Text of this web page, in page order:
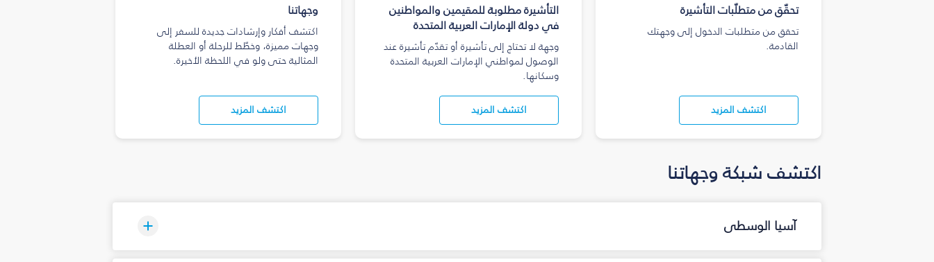
تحقّق من متطلّبات التأشيرة
تحقق من متطلبات الدخول إلى وجهتك
القادمة.
اكتشف المزيد
التأشيرة مطلوبة للمقيمين والمواطنين
في دولة الإمارات العربية المتحدة
وجهة لا تحتاج إلى تأشيرة أو تقدّم تأشيرة عند
الوصول لمواطني الإمارات العربية المتحدة
وسكانها.
اكتشف المزيد
وجهاتنا
اكتشف أفكار وإرشادات جديدة للسفر إلى
وجهات مميزة، وخطّط للرحلة أو العطلة
المثالية حتى ولو في اللحظة الأخيرة.
اكتشف المزيد
اكتشف شبكة وجهاتنا
آسيا الوسطى